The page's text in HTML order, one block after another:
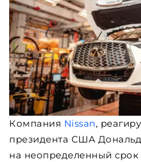
Компания Nissan,
президента США
на неопределенный